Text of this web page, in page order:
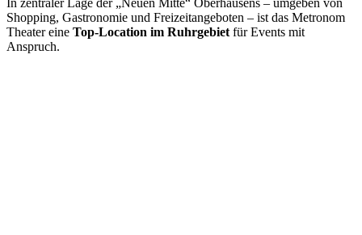
In zentraler Lage der „Neuen Mitte“ Oberhausens – umgeben von
Shopping, Gastronomie und Freizeitangeboten – ist das Metronom
Theater eine Top-Location im Ruhrgebiet für Events mit
Anspruch.